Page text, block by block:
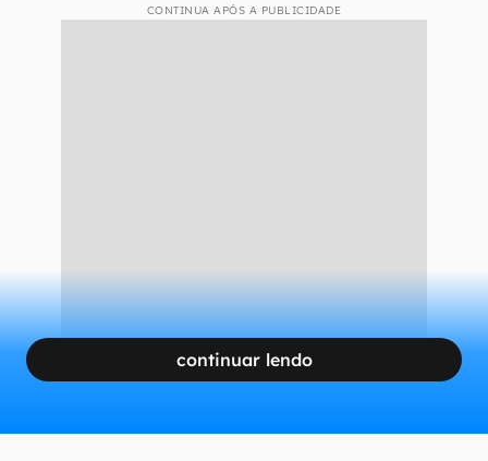
CONTINUA APÓS A PUBLICIDADE
continuar lendo